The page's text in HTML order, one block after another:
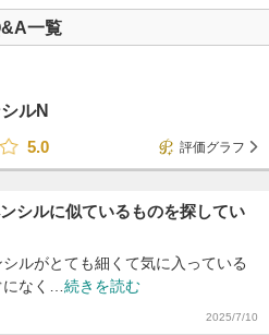
一覧
ルN
5.0
評価グラフ
シルに似ているものを探してい
ルがとても細くて気に入っている
なく… 続きを読む
2025/7/10